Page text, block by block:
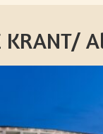
KRANT/